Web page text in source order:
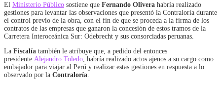
El Ministerio Público sostiene que Fernando Olivera habría realizado
gestiones para levantar las observaciones que presentó la Contraloría durante
el control previo de la obra, con el fin de que se proceda a la firma de los
contratos de las empresas que ganaron la concesión de estos tramos de la
Carretera Interoceánica Sur: Odebrecht y sus consorciadas peruanas.
La Fiscalía también le atribuye que, a pedido del entonces
presidente Alejandro Toledo , habría realizado actos ajenos a su cargo como
embajador para viajar al Perú y realizar estas gestiones en respuesta a lo
observado por la Contraloría